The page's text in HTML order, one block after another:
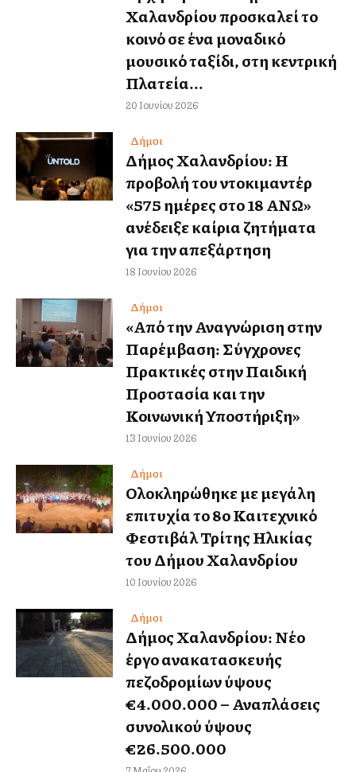
Χαλανδρίου προσκαλεί το
κοινό σε ένα μοναδικό
μουσικό ταξίδι, στη κεντρική
Πλατεία...
20 Ιουνίου 2026
Δήμοι
Δήμος Χαλανδρίου: Η
προβολή του ντοκιμαντέρ
«575 ημέρες στο 18 ΑΝΩ»
ανέδειξε καίρια ζητήματα
για την απεξάρτηση
18 Ιουνίου 2026
Δήμοι
«Από την Αναγνώριση στην
Παρέμβαση: Σύγχρονες
Πρακτικές στην Παιδική
Προστασία και την
Κοινωνική Υποστήριξη»
13 Ιουνίου 2026
Δήμοι
Ολοκληρώθηκε με μεγάλη
επιτυχία το 8ο Καλλιτεχνικό
Φεστιβάλ Τρίτης Ηλικίας
του Δήμου Χαλανδρίου
10 Ιουνίου 2026
Δήμοι
Δήμος Χαλανδρίου: Νέο
έργο ανακατασκευής
πεζοδρομίων ύψους
€4.000.000 – Αναπλάσεις
συνολικού ύψους
€26.500.000